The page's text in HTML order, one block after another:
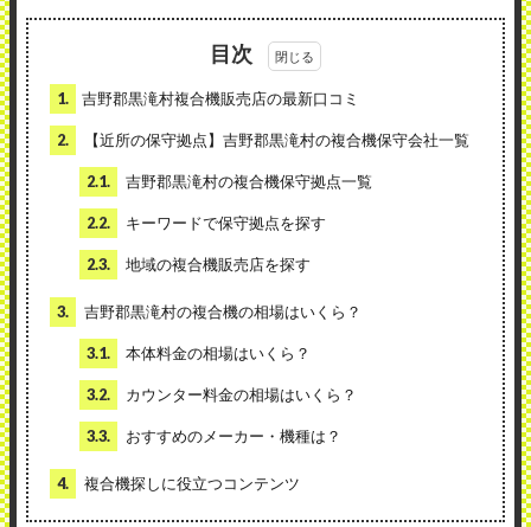
目次
1. 吉野郡黒滝村複合機販売店の最新口コミ
2. 【近所の保守拠点】吉野郡黒滝村の複合機保守会社一覧
2.1. 吉野郡黒滝村の複合機保守拠点一覧
2.2. キーワードで保守拠点を探す
2.3. 地域の複合機販売店を探す
3. 吉野郡黒滝村の複合機の相場はいくら？
3.1. 本体料金の相場はいくら？
3.2. カウンター料金の相場はいくら？
3.3. おすすめのメーカー・機種は？
4. 複合機探しに役立つコンテンツ